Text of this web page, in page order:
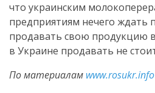
что украинским
предприятиям нечего ждать
продавать свою продукцию
в Украине продавать не
По материалам www.rosukr.info